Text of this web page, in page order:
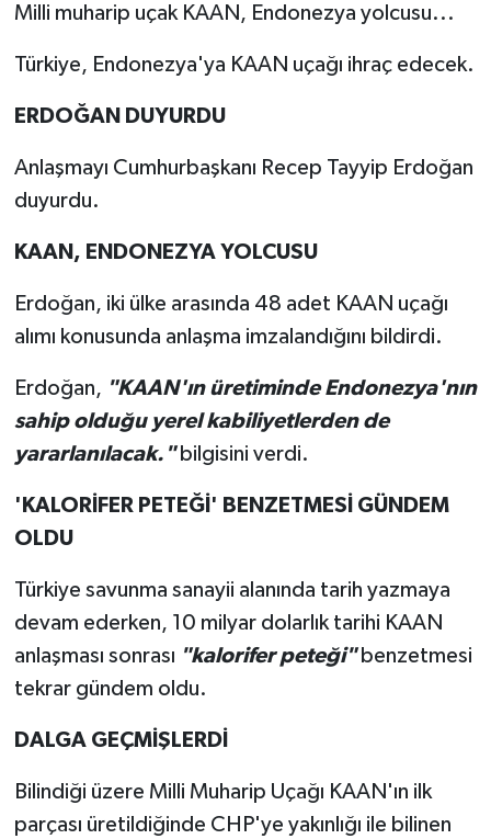
Milli muharip uçak KAAN, Endonezya yolcusu...
Türkiye, Endonezya'ya KAAN uçağı ihraç edecek.
ERDOĞAN DUYURDU
Anlaşmayı Cumhurbaşkanı Recep Tayyip Erdoğan
duyurdu.
KAAN, ENDONEZYA YOLCUSU
Erdoğan, iki ülke arasında 48 adet KAAN uçağı
alımı konusunda anlaşma imzalandığını bildirdi.
Erdoğan, "KAAN'ın üretiminde Endonezya'nın
sahip olduğu yerel kabiliyetlerden de
yararlanılacak."bilgisini verdi.
'KALORİFER PETEĞİ' BENZETMESİ GÜNDEM
OLDU
Türkiye savunma sanayii alanında tarih yazmaya
devam ederken, 10 milyar dolarlık tarihi KAAN
anlaşması sonrası "kalorifer peteği" benzetmesi
tekrar gündem oldu.
DALGA GEÇMİŞLERDİ
Bilindiği üzere Milli Muharip Uçağı KAAN'ın ilk
parçası üretildiğinde CHP'ye yakınlığı ile bilinen